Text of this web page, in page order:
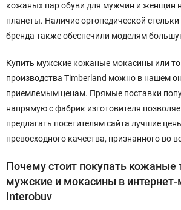
кожаных пар обуви для мужчин и женщин
планеты. Наличие ортопедической
бренда также обеспечили моделям
Купить мужские кожаные мокасины или
производства Timberland можно в нашем
приемлемым ценам. Прямые поставки
напрямую с фабрик изготовителя
предлагать посетителям сайта лучшие
превосходного качества, признанного во
Почему стоит покупать кожаные
мужские и мокасины в интернет-
Interobuv